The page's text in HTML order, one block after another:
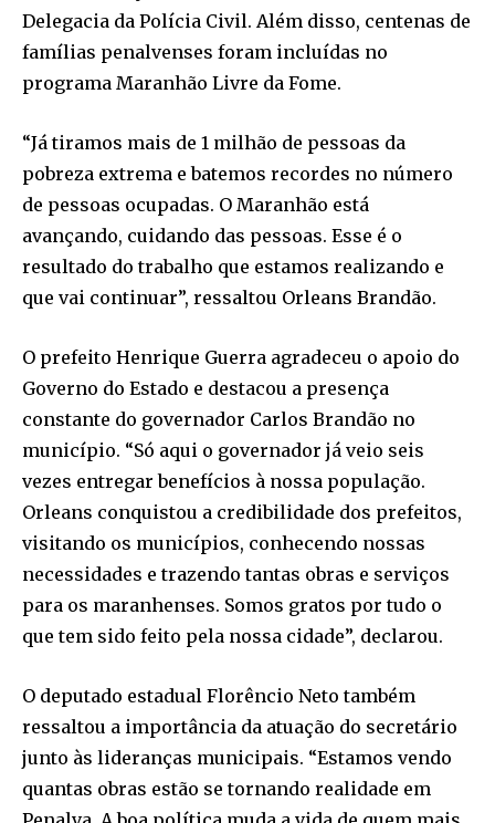
Delegacia da Polícia Civil. Além disso, centenas de
famílias penalvenses foram incluídas no
programa Maranhão Livre da Fome.
“Já tiramos mais de 1 milhão de pessoas da
pobreza extrema e batemos recordes no número
de pessoas ocupadas. O Maranhão está
avançando, cuidando das pessoas. Esse é o
resultado do trabalho que estamos realizando e
que vai continuar”, ressaltou Orleans Brandão.
O prefeito Henrique Guerra agradeceu o apoio do
Governo do Estado e destacou a presença
constante do governador Carlos Brandão no
município. “Só aqui o governador já veio seis
vezes entregar benefícios à nossa população.
Orleans conquistou a credibilidade dos prefeitos,
visitando os municípios, conhecendo nossas
necessidades e trazendo tantas obras e serviços
para os maranhenses. Somos gratos por tudo o
que tem sido feito pela nossa cidade”, declarou.
O deputado estadual Florêncio Neto também
ressaltou a importância da atuação do secretário
junto às lideranças municipais. “Estamos vendo
quantas obras estão se tornando realidade em